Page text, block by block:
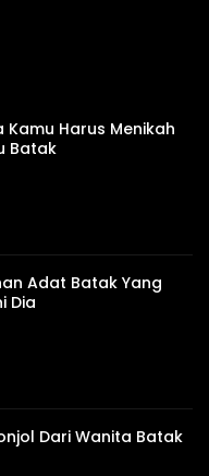
Harus Menikah
Batak
Adat Batak Yang
Dia
Dari Wanita Batak